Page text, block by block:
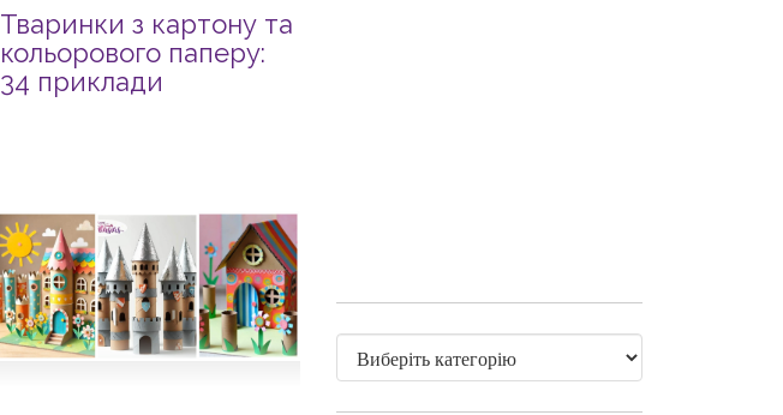
Тваринки з картону та
кольорового паперу:
34 приклади